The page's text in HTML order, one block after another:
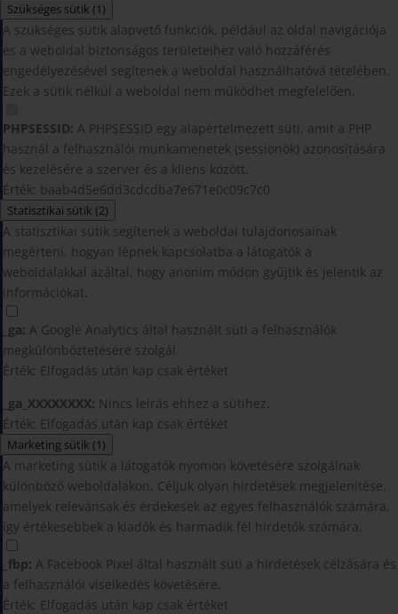
Szükséges sütik (1)
A szükséges sütik alapvető funkciók, például az oldal navigációja
és a weboldal biztonságos területeihez való hozzáférés
engedélyezésével segítenek a weboldal használhatóvá tételében.
Ezek a sütik nélkül a weboldal nem működhet megfelelően.
PHPSESSID: A PHPSESSID egy alapértelmezett süti, amit a PHP
használ a felhasználói munkamenetek (sessionök) azonosítására
és kezelésére a szerver és a kliens között.
Érték: baab4d5e6dd3cdcdba7e671e0c09c7c0
Statisztikai sütik (2)
A statisztikai sütik segítenek a weboldal tulajdonosainak
megérteni, hogyan lépnek kapcsolatba a látogatók a
weboldalakkal azáltal, hogy anonim módon gyűjtik és jelentik az
információkat.
_ga: A Google Analytics által használt süti a felhasználók
megkülönböztetésére szolgál.
Érték: Elfogadás után kap csak értéket
_ga_XXXXXXXX: Nincs leírás ehhez a sütihez.
Érték: Elfogadás után kap csak értéket
Marketing sütik (1)
A marketing sütik a látogatók nyomon követésére szolgálnak
különböző weboldalakon. Céljuk olyan hirdetések megjelenítése,
amelyek relevánsak és érdekesek az egyes felhasználók számára,
így értékesebbek a kiadók és harmadik fél hirdetők számára.
_fbp: A Facebook Pixel által használt süti a hirdetések célzására és
a felhasználói viselkedés követésére.
Érték: Elfogadás után kap csak értéket